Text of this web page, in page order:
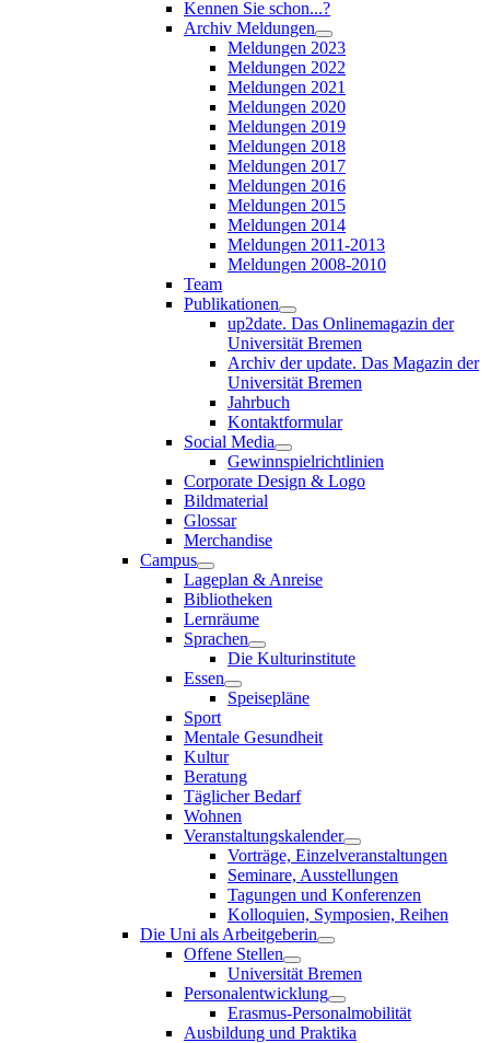
Kennen Sie schon...?
Archiv Meldungen
Meldungen 2023
Meldungen 2022
Meldungen 2021
Meldungen 2020
Meldungen 2019
Meldungen 2018
Meldungen 2017
Meldungen 2016
Meldungen 2015
Meldungen 2014
Meldungen 2011-2013
Meldungen 2008-2010
Team
Publikationen
up2date. Das Onlinemagazin der
Universität Bremen
Archiv der update. Das Magazin der
Universität Bremen
Jahrbuch
Kontaktformular
Social Media
Gewinnspielrichtlinien
Corporate Design & Logo
Bildmaterial
Glossar
Merchandise
Campus
Lageplan & Anreise
Bibliotheken
Lernräume
Sprachen
Die Kulturinstitute
Essen
Speisepläne
Sport
Mentale Gesundheit
Kultur
Beratung
Täglicher Bedarf
Wohnen
Veranstaltungskalender
Vorträge, Einzelveranstaltungen
Seminare, Ausstellungen
Tagungen und Konferenzen
Kolloquien, Symposien, Reihen
Die Uni als Arbeitgeberin
Offene Stellen
Universität Bremen
Personalentwicklung
Erasmus-Personalmobilität
Ausbildung und Praktika